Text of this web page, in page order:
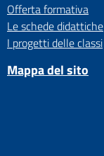
Offerta formativa
Le schede didattiche
I progetti delle classi
Mappa del sito